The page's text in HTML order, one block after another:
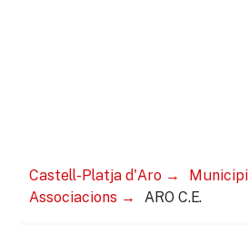
Castell-Platja d'Aro
Municipi
Associacions
ARO C.E.